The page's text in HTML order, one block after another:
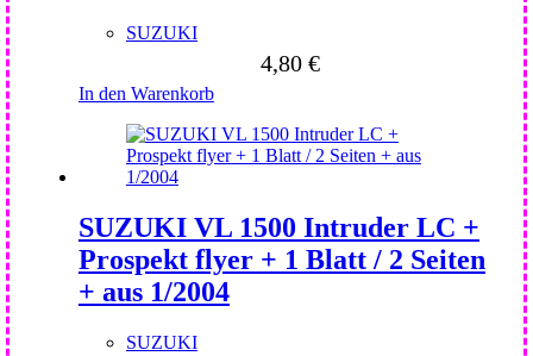
SUZUKI
4,80 €
In den Warenkorb
SUZUKI VL 1500 Intruder LC +
Prospekt flyer + 1 Blatt / 2 Seiten
+ aus 1/2004
SUZUKI